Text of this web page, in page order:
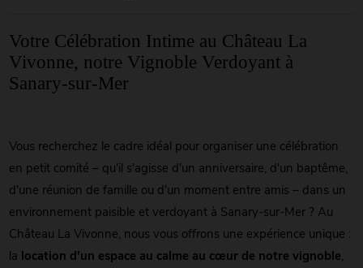
Votre Célébration Intime au Château La
Vivonne, notre Vignoble Verdoyant à
Sanary-sur-Mer
Vous recherchez le cadre idéal pour organiser une célébration
en petit comité – qu'il s'agisse d'un anniversaire, d'un baptême,
d'une réunion de famille ou d'un moment entre amis – dans un
environnement paisible et verdoyant à Sanary-sur-Mer ? Au
Château La Vivonne, nous vous offrons une expérience unique :
la
location d'un espace au calme au cœur de notre vignoble,